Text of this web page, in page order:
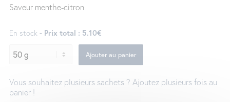
Saveur menthe-citron
En stock - Prix total : 5.10€
Ajouter au panier
Vous souhaitez plusieurs sachets ? Ajoutez plusieurs fois au
panier !